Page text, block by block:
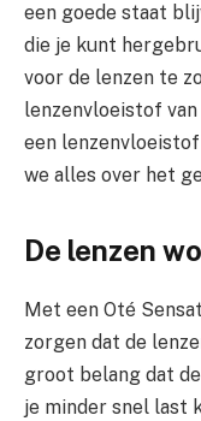
een goede staat
die je kunt
voor de lenzen te
lenzenvloeistof
een
we alles over het
De lenzen
Met een Oté
zorgen dat de
groot belang dat
je minder snel last